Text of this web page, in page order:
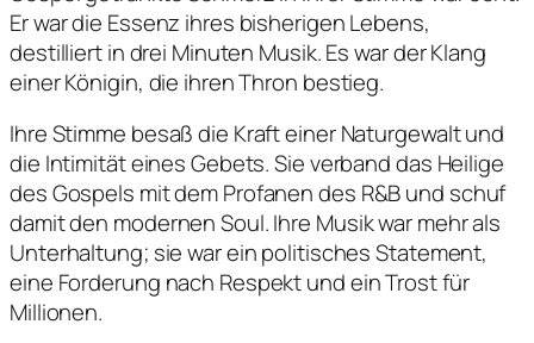
Er war die Essenz ihres bisherigen Lebens,
destilliert in drei Minuten Musik. Es war der Klang
einer Königin, die ihren Thron bestieg.
Ihre Stimme besaß die Kraft einer Naturgewalt und
die Intimität eines Gebets. Sie verband das Heilige
des Gospels mit dem Profanen des R&B und schuf
damit den modernen Soul. Ihre Musik war mehr als
Unterhaltung; sie war ein politisches Statement,
eine Forderung nach Respekt und ein Trost für
Millionen.